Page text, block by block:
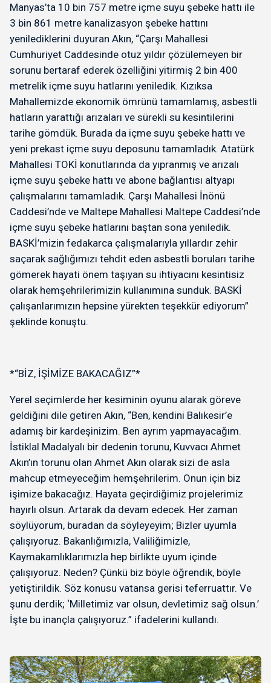
Manyas’ta 10 bin 757 metre içme suyu şebeke hattı ile
3 bin 861 metre kanalizasyon şebeke hattını
yenilediklerini duyuran Akın, “Çarşı Mahallesi
Cumhuriyet Caddesinde otuz yıldır çözülemeyen bir
sorunu bertaraf ederek özelliğini yitirmiş 2 bin 400
metrelik içme suyu hatlarını yeniledik. Kızıksa
Mahallemizde ekonomik ömrünü tamamlamış, asbestli
hatların yarattığı arızaları ve sürekli su kesintilerini
tarihe gömdük. Burada da içme suyu şebeke hattı ve
yeni prekast içme suyu deposunu tamamladık. Atatürk
Mahallesi TOKİ konutlarında da yıpranmış ve arızalı
içme suyu şebeke hattı ve abone bağlantısı altyapı
çalışmalarını tamamladık. Çarşı Mahallesi İnönü
Caddesi’nde ve Maltepe Mahallesi Maltepe Caddesi’nde
içme suyu şebeke hatlarını baştan sona yeniledik.
BASKİ’mizin fedakarca çalışmalarıyla yıllardır zehir
saçarak sağlığımızı tehdit eden asbestli boruları tarihe
gömerek hayati önem taşıyan su ihtiyacını kesintisiz
olarak hemşehrilerimizin kullanımına sunduk. BASKİ
çalışanlarımızın hepsine yürekten teşekkür ediyorum”
şeklinde konuştu.
*“BİZ, İŞİMİZE BAKACAĞIZ”*
Yerel seçimlerde her kesiminin oyunu alarak göreve
geldiğini dile getiren Akın, “Ben, kendini Balıkesir’e
adamış bir kardeşinizim. Ben ayrım yapmayacağım.
İstiklal Madalyalı bir dedenin torunu, Kuvvacı Ahmet
Akın’ın torunu olan Ahmet Akın olarak sizi de asla
mahcup etmeyeceğim hemşehrilerim. Onun için biz
işimize bakacağız. Hayata geçirdiğimiz projelerimiz
hayırlı olsun. Artarak da devam edecek. Her zaman
söylüyorum, buradan da söyleyeyim; Bizler uyumla
çalışıyoruz. Bakanlığımızla, Valiliğimizle,
Kaymakamlıklarımızla hep birlikte uyum içinde
çalışıyoruz. Neden? Çünkü biz böyle öğrendik, böyle
yetiştirildik. Söz konusu vatansa gerisi teferruattır. Ve
şunu derdik; ‘Milletimiz var olsun, devletimiz sağ olsun.’
İşte bu inançla çalışıyoruz.” ifadelerini kullandı.